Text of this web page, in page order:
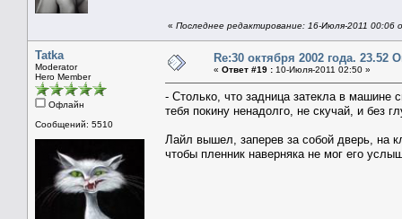
« Последнее редактирование: 16-Июля-2011 00:06
Tatka
Moderator
Hero Member
Офлайн
Сообщений: 5510
Re:30 октября 2002 года. 23.52
« Ответ #19 : 10-Июля-2011 02:50 »
- Столько, что задница затекла в машине
тебя покину ненадолго, не скучай, и без
Лайл вышел, заперев за собой дверь, на
чтобы пленник наверняка не мог его